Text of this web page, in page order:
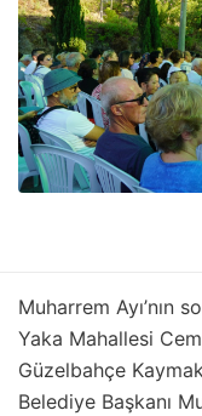
Muharrem Ayı’nın
Yaka Mahallesi
Güzelbahçe
Belediye Başkanı